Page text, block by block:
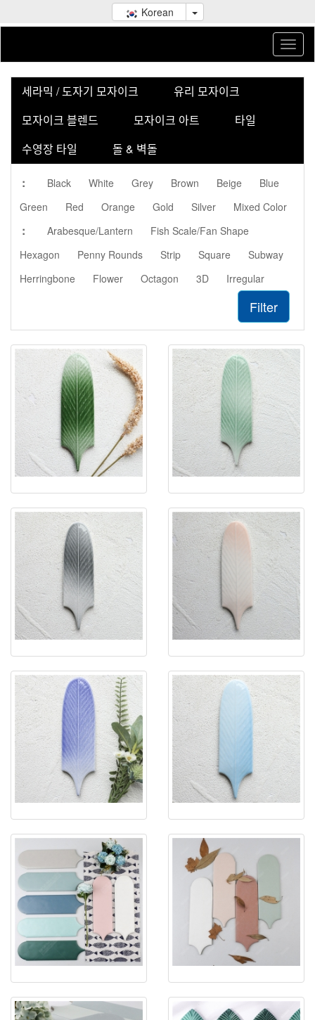
Korean
세라믹 / 도자기 모자이크
유리 모자이크
모자이크 블렌드
모자이크 아트
타일
수영장 타일
돌 & 벽돌
: Black White Grey Brown Beige
Blue
Green
Red Orange Gold Silver Mixed Color
: Arabesque/Lantern
Fish Scale/Fan Shape
Hexagon
Penny Rounds Strip Square
Subway
Herringbone
Flower Octagon 3D Irregular
Filter